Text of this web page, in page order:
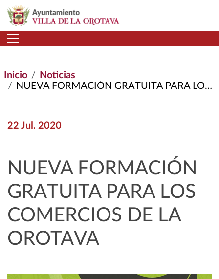
Pasar al contenido principal
Inicio
Noticias
NUEVA FORMACIÓN GRATUITA PARA LOS COMERCIOS DE LA OROTAVA
22 Jul. 2020
NUEVA FORMACIÓN
GRATUITA PARA LOS
COMERCIOS DE LA
OROTAVA